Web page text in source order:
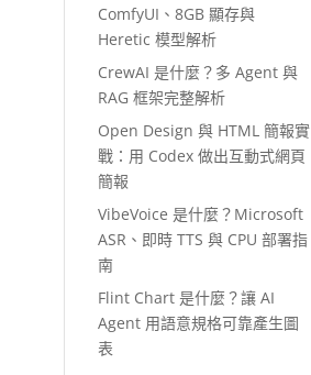
ComfyUI、8GB 顯存與
Heretic 模型解析
CrewAI 是什麼？多 Agent 與
RAG 框架完整解析
Open Design 與 HTML 簡報實
戰：用 Codex 做出互動式網頁
簡報
VibeVoice 是什麼？Microsoft
ASR、即時 TTS 與 CPU 部署指
南
Flint Chart 是什麼？讓 AI
Agent 用語意規格可靠產生圖
表